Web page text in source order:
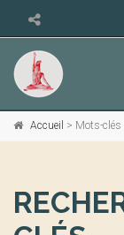
Accueil > Mots-clés